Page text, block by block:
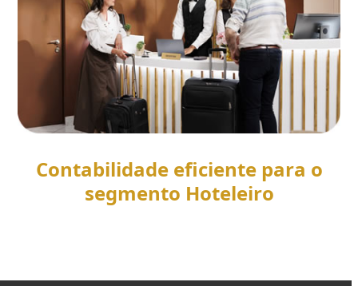
Contabilidade eficiente para o
segmento Hoteleiro